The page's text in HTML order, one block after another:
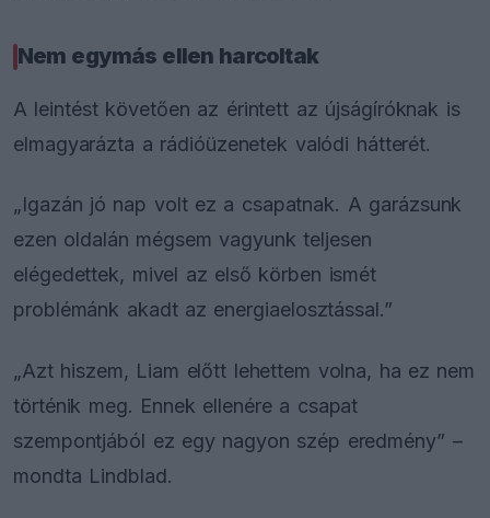
Nem egymás ellen harcoltak
A leintést követően az érintett az újságíróknak is
elmagyarázta a rádióüzenetek valódi hátterét.
„Igazán jó nap volt ez a csapatnak. A garázsunk
ezen oldalán mégsem vagyunk teljesen
elégedettek, mivel az első körben ismét
problémánk akadt az energiaelosztással.”
„Azt hiszem, Liam előtt lehettem volna, ha ez nem
történik meg. Ennek ellenére a csapat
szempontjából ez egy nagyon szép eredmény” –
mondta Lindblad.